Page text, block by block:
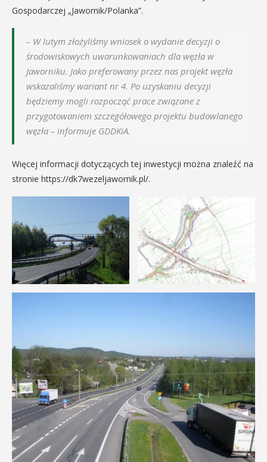
Gospodarczej „Jawornik/Polanka”.
– W lutym złożyliśmy wniosek o wydanie decyzji o
środowiskowych uwarunkowaniach dla węzła w
Jaworniku. Jako preferowany przez nas projekt węzła
wskazaliśmy wariant nr 4. Po uzyskaniu decyzji
będziemy mogli rozpocząć prace związane z
przygotowaniem szczegółowego projektu budowlanego
węzła – informuje GDDKiA.
Więcej informacji dotyczących tej inwestycji można znaleźć na
stronie https://dk7wezeljawornik.pl/.